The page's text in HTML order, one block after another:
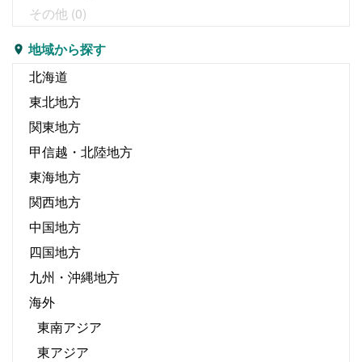
その他 (0)
地域から探す
北海道
東北地方
関東地方
甲信越・北陸地方
東海地方
関西地方
中国地方
四国地方
九州・沖縄地方
海外
東南アジア
東アジア